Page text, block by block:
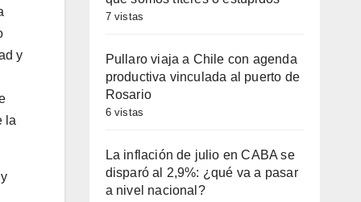
y
la
7 vistas
Pullaro viaja a Chile con agenda
productiva vinculada al puerto de
Rosario
6 vistas
La inflación de julio en CABA se
disparó al 2,9%: ¿qué va a pasar
a nivel nacional?